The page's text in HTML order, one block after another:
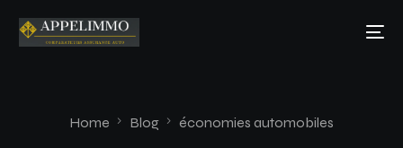
Home Blog économies automobiles